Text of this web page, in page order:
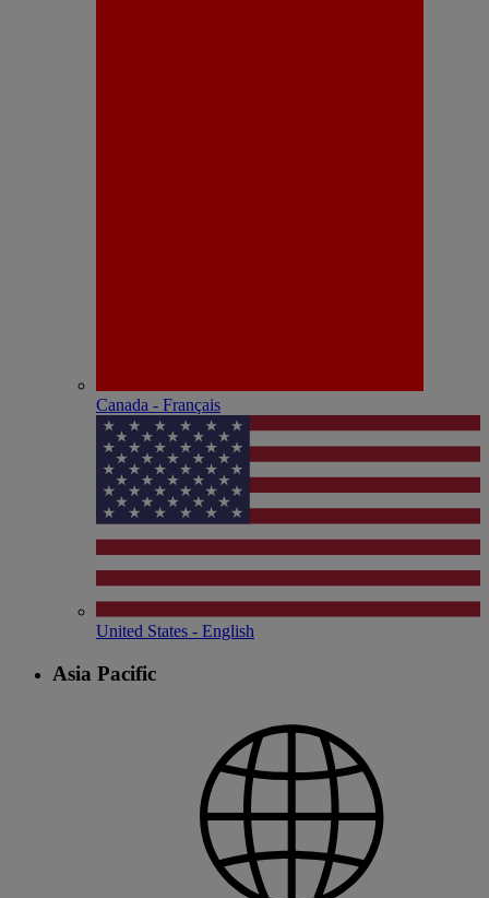
Canada - Français
United States - English
Asia Pacific